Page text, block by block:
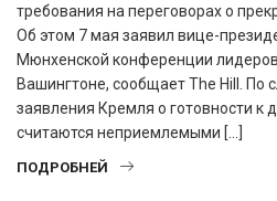
требования на переговорах о
Об этом 7 мая заявил вице-
Мюнхенской конференции
Вашингтоне, сообщает The Hill. По
заявления Кремля о готовности к
считаются неприемлемыми […]
ПОДРОБНЕЙ